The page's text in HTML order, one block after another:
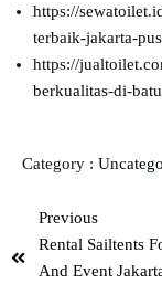
https://
terbaik-jakarta-
https://
berkualitas-di-
Category :
Previous
Rental Sailtents
And Event